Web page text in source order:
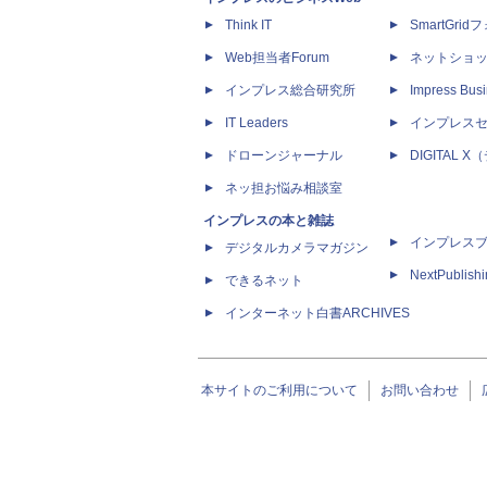
Think IT
Web担当者Forum
インプレス総合研究所
IT Leaders
ドローンジャーナル
ネッ担お悩み相談室
インプレスの本と雑誌
デジタルカメラマガジン
できるネット
インターネット白書ARCHIVES
SmartGridフ
ネットショ
Impress
インプレス
DIGITAL X（
インプレス
本サイトのご利用について お問い合わせ